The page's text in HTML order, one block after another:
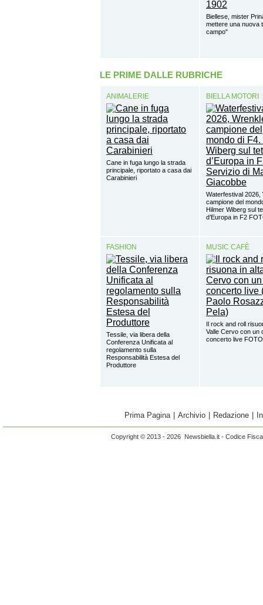
Biellese, mister
mettere una nuova
campo"
LE PRIME DALLE RUBRICHE
ANIMALERIE
Cane in fuga lungo la strada
principale, riportato a casa dai
Carabinieri
BIELLA MOTORI
Waterfestival 2026,
campione del
Hilmer Wiberg sul
d’Europa in F2
FASHION
Tessile, via libera della
Conferenza Unificata al
regolamento sulla
Responsabilità Estesa del
Produttore
MUSIC CAFÈ
Il rock and roll
Valle Cervo con un
concerto live FOTO
Prima Pagina | Archivio | Redazione |
Copyright © 2013 - 2026 Newsbiella.it - Codice